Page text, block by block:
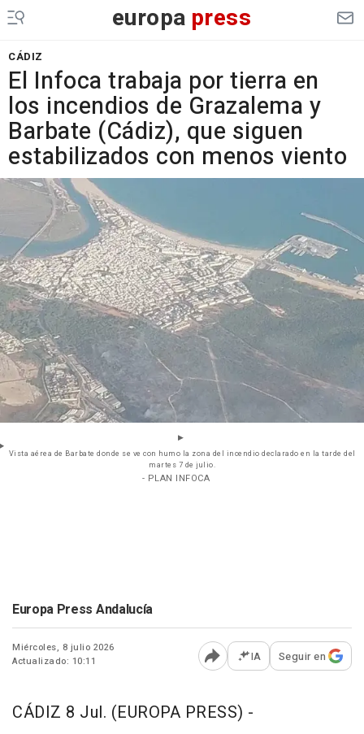
europa press
CÁDIZ
El Infoca trabaja por tierra en
los incendios de Grazalema y
Barbate (Cádiz), que siguen
estabilizados con menos viento
Vista aérea de Barbate donde se ve con humo la zona del incendio declarado en la tarde del
martes 7 de julio.
- PLAN INFOCA
Europa Press Andalucía
Miércoles, 8 julio 2026
Actualizado: 10:11
Abrir opciones para
IA Seguir en
CÁDIZ 8 Jul. (EUROPA PRESS) -